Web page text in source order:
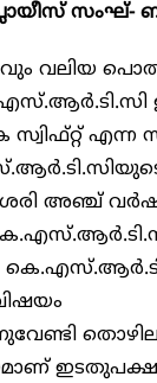
സംഘ്-
വലിയ
എന്ന
അഞ്ച്
ഇടതുപക്ഷ